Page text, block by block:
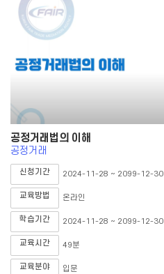
공정거래법의 이해
공정거래
신청기간 2024-11-28 ~ 2099-12-30
교육방법 온라인
학습기간 2024-11-28 ~ 2099-12-30
교육시간 49분
교육분야 입문